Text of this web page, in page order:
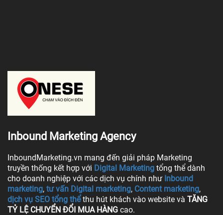
Inbound Marketing Agency
InboundMarketing.vn mang đến giải pháp Marketing
truyền thống kết hợp với Digital Marketing tổng thể dành
cho doanh nghiệp với các dịch vụ chính như Inbound
marketing, tư vấn Digital marketing, Content marketing,
dịch vụ SEO tổng thể thu hút khách vào website và TĂNG
TỶ LỆ CHUYỂN ĐỔI MUA HÀNG cao.